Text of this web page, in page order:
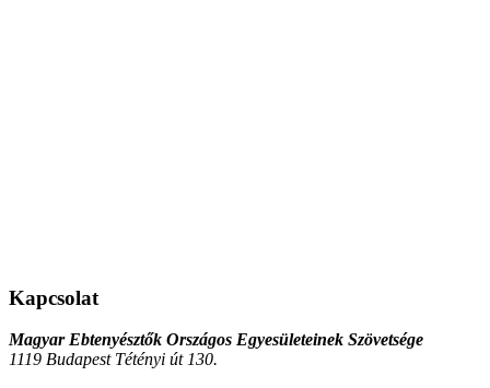
Kapcsolat
Magyar Ebtenyésztők Országos Egyesületeinek Szövetsége
1119 Budapest Tétényi út 130.